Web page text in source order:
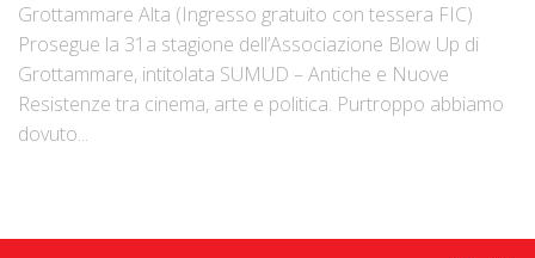
Grottammare Alta (Ingresso gratuito con tessera FIC)
Prosegue la 31a stagione dell’Associazione Blow Up di
Grottammare, intitolata SUMUD – Antiche e Nuove
Resistenze tra cinema, arte e politica. Purtroppo abbiamo
dovuto...